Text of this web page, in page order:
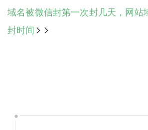
域名被微信封第一次封几天，网站
封时间 